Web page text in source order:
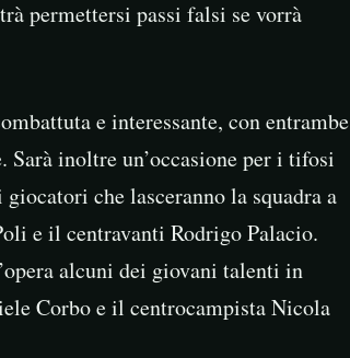
permettersi passi falsi se vorrà
e interessante, con entrambe
Sarà inoltre un’occasione per i tifosi
che lasceranno la squadra a
e il centravanti Rodrigo Palacio.
alcuni dei giovani talenti in
Corbo e il centrocampista Nicola